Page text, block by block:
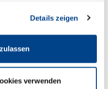
Details zeigen
verwenden
auf 7 % ab dem 1.
Merkblatt aktualisiert. Auch
Senkung des
und Bundesrat
DEHOGA-Mitglieder bereits
Bereich